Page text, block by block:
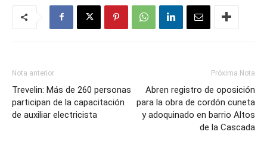
Nota anterior
Trevelin: Más de 260 personas
participan de la capacitación
de auxiliar electricista
Próxima Nota
Abren registro de oposición
para la obra de cordón cuneta
y adoquinado en barrio Altos
de la Cascada